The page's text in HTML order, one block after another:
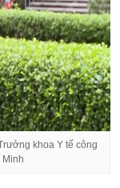
khoa Y tế công
Minh